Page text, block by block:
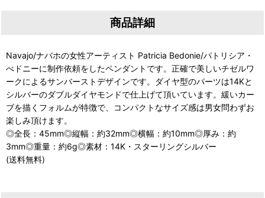
商品詳細
Navajo/ナバホの女性アーティスト Patricia Bedonie/パトリシア・
べドニーに制作依頼をしたペンダントです。正確で美しいチゼルワ
ークによるサンバーストデザインです。ダイヤ型のパーツは14Kと
シルバーのダブルダイヤモンドで仕上げて頂いています。緩いカー
ブを描くフォルムが特徴で、コンパクトなサイズ感は男女問わずお
楽しみ頂けます。
◎全長：45mm◎縦幅：約32mm◎横幅：約10mm◎厚み：約
3mm◎重量：約6g◎素材：14K・スターリングシルバー
(送料無料)